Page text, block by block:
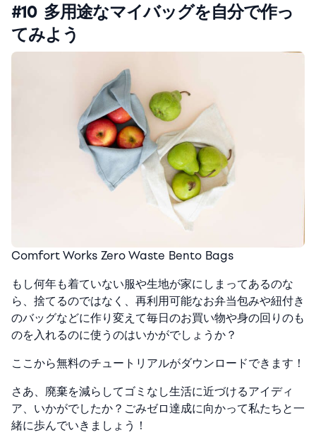
#10 多用途なマイバッグを自分で作っ
てみよう
Comfort Works Zero Waste Bento Bags
もし何年も着ていない服や生地が家にしまってあるのな
ら、捨てるのではなく、再利用可能なお弁当包みや紐付き
のバッグなどに作り変えて毎日のお買い物や身の回りのも
のを入れるのに使うのはいかがでしょうか？
ここから無料のチュートリアルがダウンロードできます！
さあ、廃棄を減らしてゴミなし生活に近づけるアイディ
ア、いかがでしたか？ ごみゼロ達成に向かって私たちと一
緒に歩んでいきましょう！